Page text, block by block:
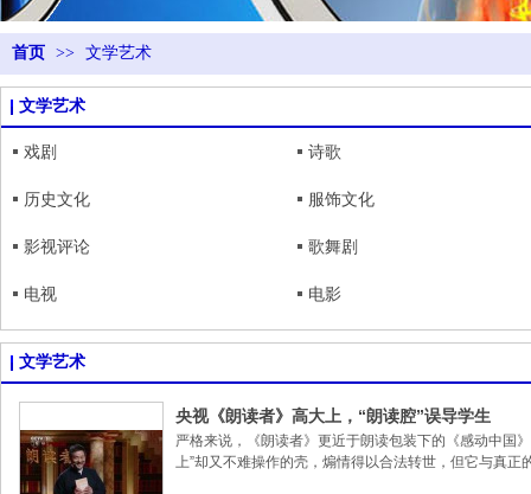
首页 >> 文学艺术
文学艺术
戏剧 诗歌
历史文化 服饰文化
影视评论 歌舞剧
电视 电影
文学艺术
央视《朗读者》高大上，“朗读腔”误导学生
严格来说，《朗读者》更近于朗读包装下的《感动中国
上”却又不难操作的壳，煽情得以合法转世，但它与真正